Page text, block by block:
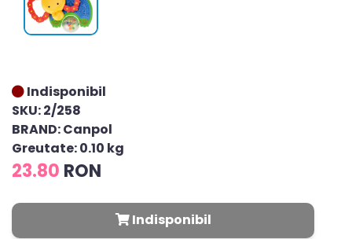
Indisponibil
SKU: 2/258
BRAND: Canpol
Greutate: 0.10 kg
23.80 RON
Indisponibil